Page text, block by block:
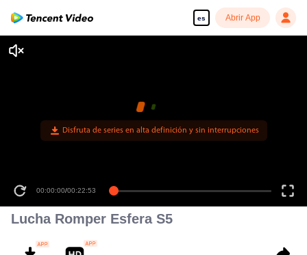
es Abrir App
Disfruta de series en alta definición y sin interrupciones
00:00:00/00:22:53
Lucha Romper Esfera S5